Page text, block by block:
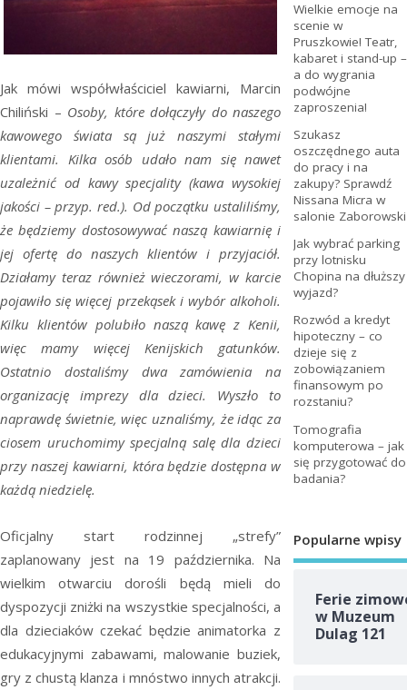
Jak mówi współwłaściciel kawiarni, Marcin
Chiliński – Osoby, które dołączyły do naszego
kawowego świata są już naszymi stałymi
klientami. Kilka osób udało nam się nawet
uzależnić od kawy specjality (kawa wysokiej
jakości – przyp. red.). Od początku ustaliliśmy,
że będziemy dostosowywać naszą kawiarnię i
jej ofertę do naszych klientów i przyjaciół.
Działamy teraz również wieczorami, w karcie
pojawiło się więcej przekąsek i wybór alkoholi.
Kilku klientów polubiło naszą kawę z Kenii,
więc mamy więcej Kenijskich gatunków.
Ostatnio dostaliśmy dwa zamówienia na
organizację imprezy dla dzieci. Wyszło to
naprawdę świetnie, więc uznaliśmy, że idąc za
ciosem uruchomimy specjalną salę dla dzieci
przy naszej kawiarni, która będzie dostępna w
każdą niedzielę.
Oficjalny start rodzinnej „strefy”
zaplanowany jest na 19 października. Na
wielkim otwarciu dorośli będą mieli do
dyspozycji zniżki na wszystkie specjalności, a
dla dzieciaków czekać będzie animatorka z
edukacyjnymi zabawami, malowanie buziek,
gry z chustą klanza i mnóstwo innych atrakcji.
Wielkie emocje na
scenie w
Pruszkowie! Teatr,
kabaret i stand-up –
a do wygrania
podwójne
zaproszenia!
Szukasz
oszczędnego auta
do pracy i na
zakupy? Sprawdź
Nissana Micra w
salonie Zaborowski
Jak wybrać parking
przy lotnisku
Chopina na dłuższy
wyjazd?
Rozwód a kredyt
hipoteczny – co
dzieje się z
zobowiązaniem
finansowym po
rozstaniu?
Tomografia
komputerowa – jak
się przygotować do
badania?
Popularne wpisy
Ferie
w Muzeum
Dulag 121